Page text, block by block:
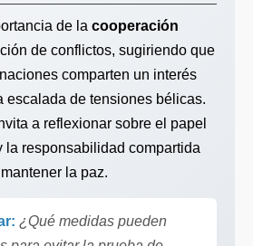
de la cooperación
de conflictos, sugiriendo que
comparten un interés
escalada de tensiones bélicas.
a reflexionar sobre el papel
la responsabilidad compartida
la paz.
¿Qué medidas pueden